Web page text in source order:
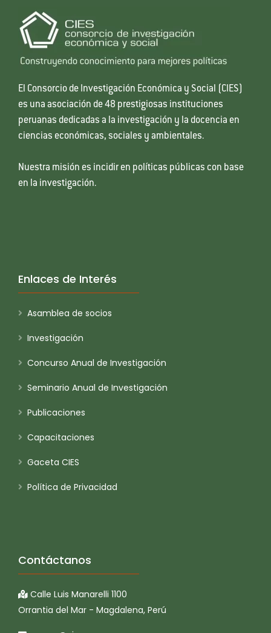
El Consorcio de Investigación Económica y Social (CIES)
es una asociación de 48 prestigiosas instituciones
peruanas dedicadas a la investigación y la docencia en
ciencias económicas, sociales y ambientales.
Nuestra misión es incidir en políticas públicas con base
en la investigación.
Enlaces de Interés
Asamblea de socios
Investigación
Concurso Anual de Investigación
Seminario Anual de Investigación
Publicaciones
Capacitaciones
Gaceta CIES
Política de Privacidad
Contáctanos
Calle Luis Manarelli 1100
Orrantia del Mar - Magdalena, Perú